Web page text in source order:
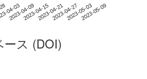
04-03
2023-04-092023-04-152023-04-212023-04-272023-05-032023-05-09
ス (DOI)